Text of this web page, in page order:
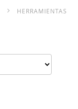
HERRAMIENTAS